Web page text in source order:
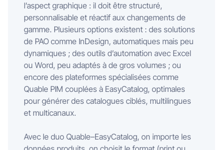
l’aspect graphique : il doit être structuré,
personnalisable et réactif aux changements de
gamme. Plusieurs options existent : des solutions
de PAO comme InDesign, automatiques mais peu
dynamiques ; des outils d’automation avec Excel
ou Word, peu adaptés à de gros volumes ; ou
encore des plateformes spécialisées comme
Quable PIM couplées à EasyCatalog, optimales
pour générer des catalogues ciblés, multilingues
et multicanaux.
Avec le duo Quable–EasyCatalog, on importe les